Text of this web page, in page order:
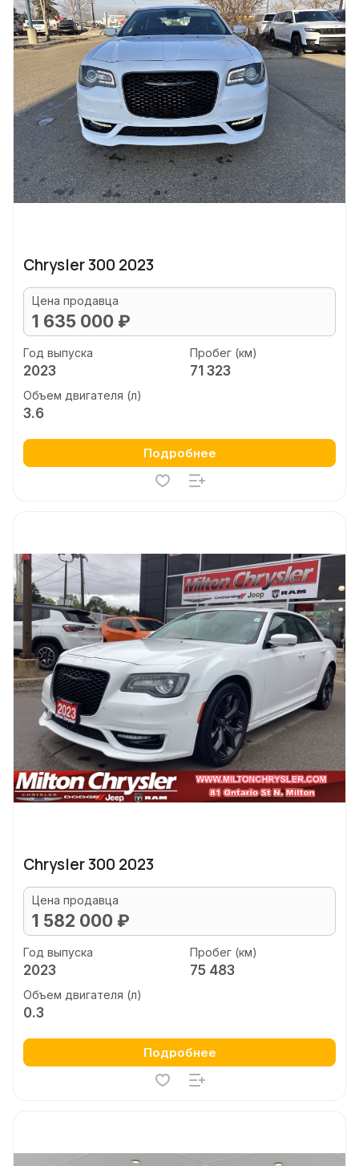
Chrysler 300 2023
Цена продавца
1 635 000 ₽
Год выпуска
2023
Пробег (км)
71 323
Объем двигателя (л)
3.6
Подробнее
Chrysler 300 2023
Цена продавца
1 582 000 ₽
Год выпуска
2023
Пробег (км)
75 483
Объем двигателя (л)
0.3
Подробнее